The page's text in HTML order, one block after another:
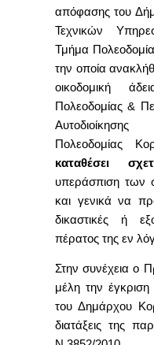
απόφασης του
Τεχνικών
Τμήμα
την οποία
οικοδομική
Πολεοδομίας &
Πολεοδομίας
καταθέσει
υπεράσπιση των
και γενικά να
δικαστικές ή
πέρατος της εν
Στην συνέχεια ο
μέλη την
του Δημάρχου
διατάξεις της